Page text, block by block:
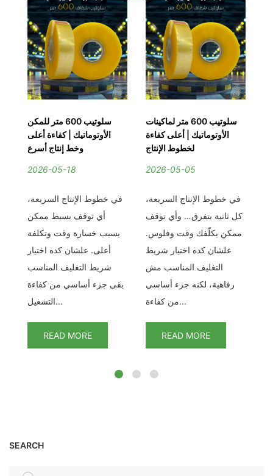
سلوتيب 600 متر للمكن
الأوتوماتيك | كفاءة أعلى
وخط إنتاج أسرع
2026-05-18
في خطوط الإنتاج السريعة،
أي توقف بسيط ممكن
يسبب خسارة وقت وتكلفة
أعلى. علشان كده اختيار
شريط التغليف المناسب
بقى جزء أساسي من كفاءة
التشغيل...
READ MORE
سلوتيب 600 متر لماكينات
الأوتوماتيك | أعلى كفاءة
لخطوط الإنتاج
2026-05-05
في خطوط الإنتاج السريعة،
كل ثانية بتفرق… وأي توقف
ممكن يكلّفك وقت وفلوس.
علشان كده اختيار شريط
التغليف المناسب مش
رفاهية، لكنه جزء أساسي
من كفاءة...
READ MORE
SEARCH